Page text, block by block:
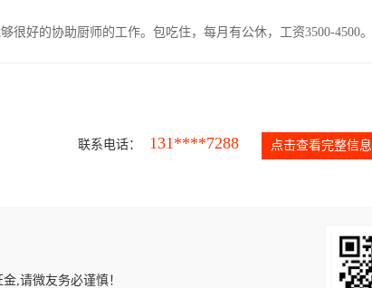
好的协助厨师的工作。包吃住，每月有公休，工资3500-4500。
联系电话： 131****7288 点击查看完整信息
,请微友务必谨慎！